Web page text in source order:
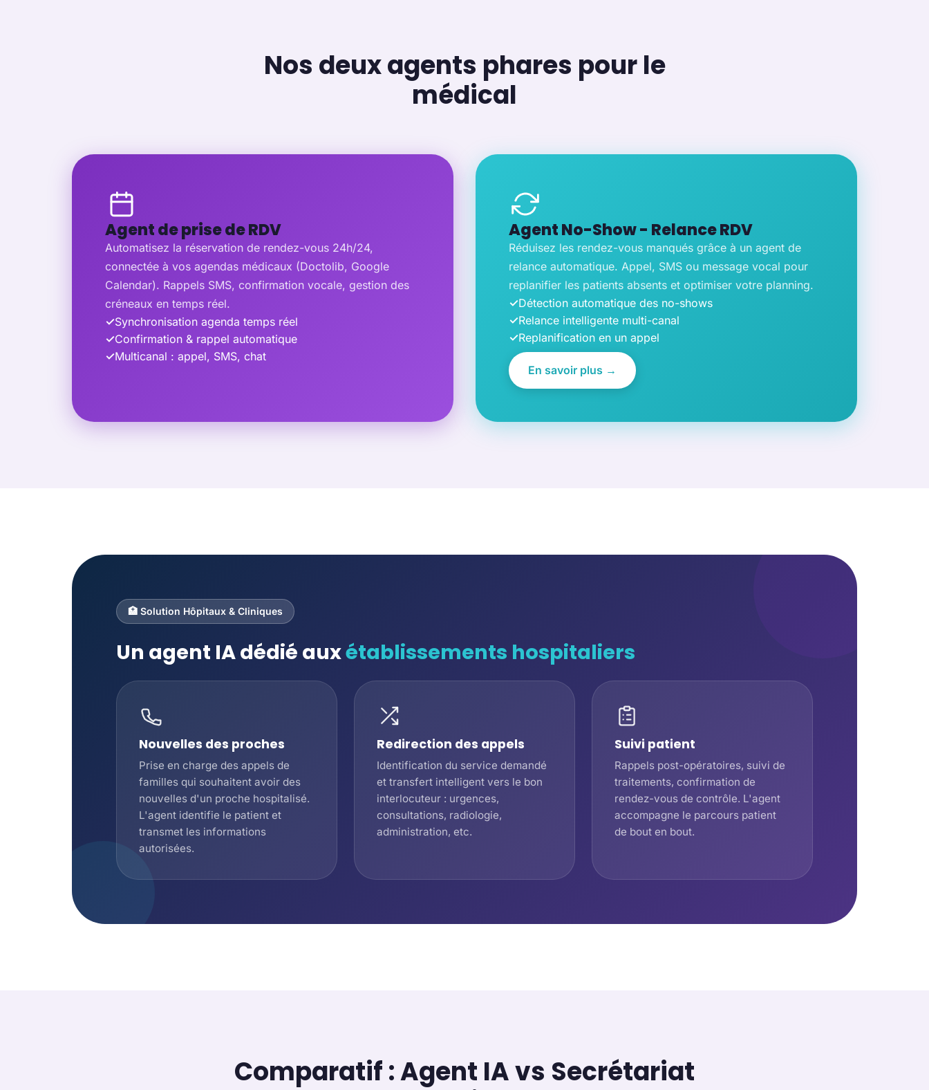
Nos deux agents phares pour le
médical
Agent de prise de RDV
Automatisez la réservation de rendez-vous 24h/24,
connectée à vos agendas médicaux (Doctolib, Google
Calendar). Rappels SMS, confirmation vocale, gestion des
créneaux en temps réel.
✓Synchronisation agenda temps réel
✓Confirmation & rappel automatique
✓Multicanal : appel, SMS, chat
Agent No-Show - Relance RDV
Réduisez les rendez-vous manqués grâce à un agent de
relance automatique. Appel, SMS ou message vocal pour
replanifier les patients absents et optimiser votre planning.
✓Détection automatique des no-shows
✓Relance intelligente multi-canal
✓Replanification en un appel
En savoir plus →
🏥 Solution Hôpitaux & Cliniques
Un agent IA dédié auxétablissements hospitaliers
Nouvelles des proches
Prise en charge des appels de
familles qui souhaitent avoir des
nouvelles d'un proche hospitalisé.
L'agent identifie le patient et
transmet les informations
autorisées.
Redirection des appels
Identification du service demandé
et transfert intelligent vers le bon
interlocuteur : urgences,
consultations, radiologie,
administration, etc.
Suivi patient
Rappels post-opératoires, suivi de
traitements, confirmation de
rendez-vous de contrôle. L'agent
accompagne le parcours patient
de bout en bout.
Comparatif : Agent IA vs Secrétariat